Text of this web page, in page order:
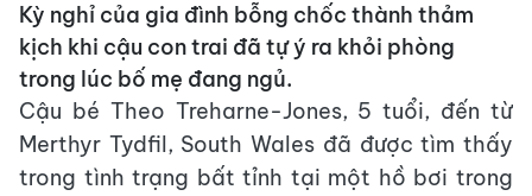
Kỳ nghỉ của gia đình bỗng chốc thành thảm
kịch khi cậu con trai đã tự ý ra khỏi phòng
trong lúc bố mẹ đang ngủ.
Cậu bé Theo Treharne-Jones, 5 tuổi, đến từ
Merthyr Tydfil, South Wales đã được tìm thấy
trong tình trạng bất tỉnh tại một hồ bơi trong